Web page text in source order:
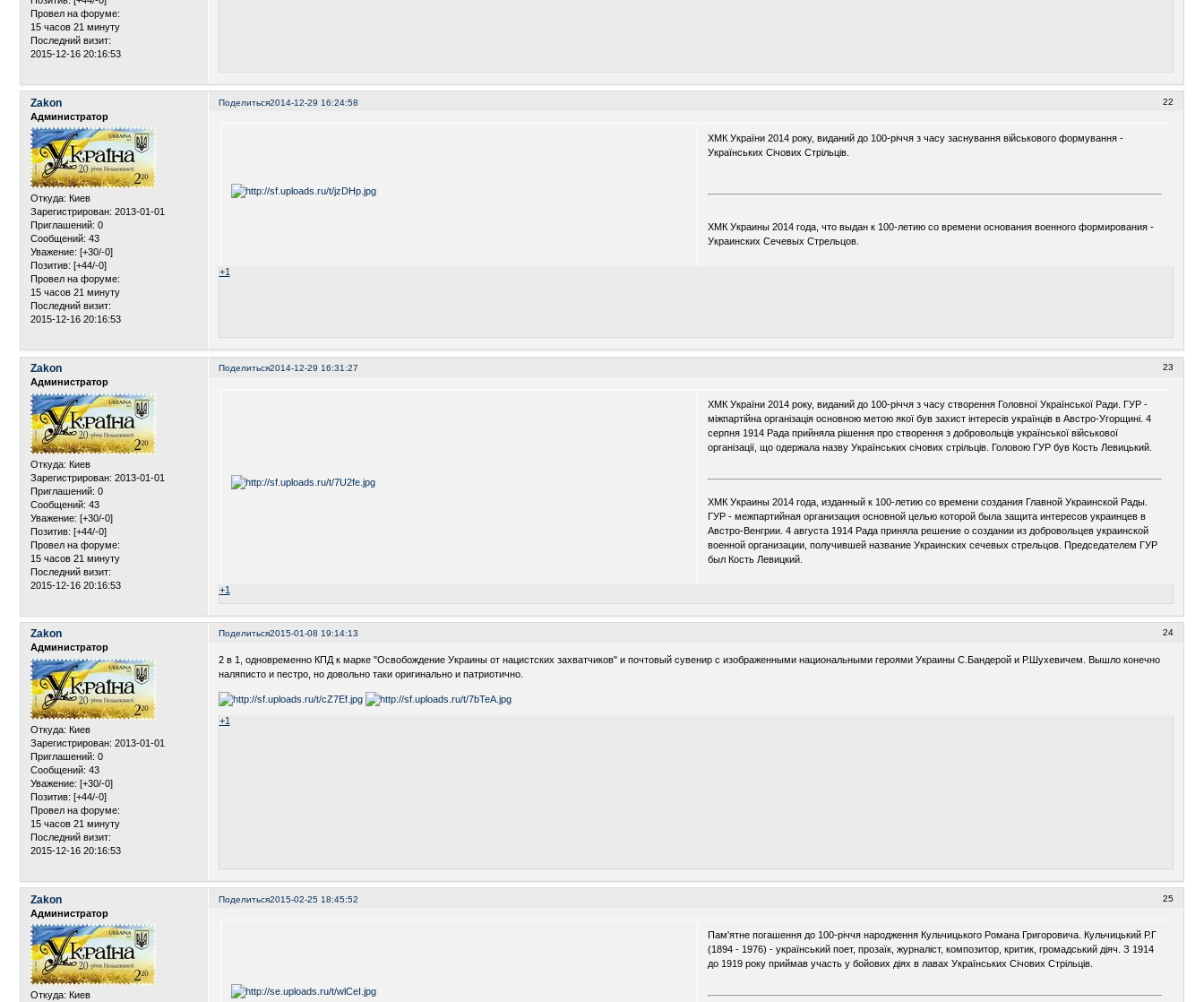
Провел на форуме:
15 часов 21 минуту
Последний визит:
2015-12-16 20:16:53
Поделиться 22
2014-12-29 16:24:58
Zakon
Администратор
Откуда: Киев
Зарегистрирован: 2013-01-01
Приглашений: 0
Сообщений: 43
Уважение: [+30/-0]
Позитив: [+44/-0]
Провел на форуме:
15 часов 21 минуту
Последний визит:
2015-12-16 20:16:53
ХМК України 2014 року, виданий до 100-річчя з часу заснування військового формування -
Українських Січових Стрільців.
ХМК Украины 2014 года, что выдан к 100-летию со времени основания военного формирования -
Украинских Сечевых Стрельцов.
+1
Поделиться 23
2014-12-29 16:31:27
Zakon
Администратор
Откуда: Киев
Зарегистрирован: 2013-01-01
Приглашений: 0
Сообщений: 43
Уважение: [+30/-0]
Позитив: [+44/-0]
Провел на форуме:
15 часов 21 минуту
Последний визит:
2015-12-16 20:16:53
ХМК України 2014 року, виданий до 100-річчя з часу створення Головної Української Ради. ГУР -
міжпартійна організація основною метою якої був захист інтересів українців в Австро-Угорщинi. 4
серпня 1914 Рада прийняла рішення про створення з добровольців української військової
організації, що одержала назву Українських січових стрільців. Головою ГУР був Кость Левицький.
ХМК Украины 2014 года, изданный к 100-летию со времени создания Главной Украинской Рады.
ГУР - межпартийная организация основной целью которой была защита интересов украинцев в
Австро-Венгрии. 4 августа 1914 Рада приняла решение о создании из добровольцев украинской
военной организации, получившей название Украинских сечевых стрельцов. Председателем ГУР
был Кость Левицкий.
+1
Поделиться 24
2015-01-08 19:14:13
Zakon
Администратор
Откуда: Киев
Зарегистрирован: 2013-01-01
Приглашений: 0
Сообщений: 43
Уважение: [+30/-0]
Позитив: [+44/-0]
Провел на форуме:
15 часов 21 минуту
Последний визит:
2015-12-16 20:16:53
2 в 1, одновременно КПД к марке "Освобождение Украины от нацистских захватчиков" и почтовый сувенир с изображенными национальными героями Украины С.Бандерой и Р.Шухевичем. Вышло конечно
наляписто и пестро, но довольно таки оригинально и патриотично.
+1
Поделиться 25
2015-02-25 18:45:52
Zakon
Администратор
Откуда: Киев
Пам'ятне погашення до 100-річчя народження Кульчицького Романа Григоровича. Кульчицький Р.Г
(1894 - 1976) - український поет, прозаїк, журналіст, композитор, критик, громадський діяч. З 1914
до 1919 року приймав участь у бойових діях в лавах Українських Січових Стрільців.